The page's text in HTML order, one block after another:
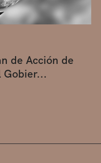
de Acción de
Gobier...